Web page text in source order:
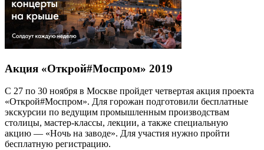
Акция «Открой#Моспром» 2019
С 27 по 30 ноября в Москве пройдет четвертая акция проекта
«Открой#Моспром». Для горожан подготовили бесплатные
экскурсии по ведущим промышленным производствам
столицы, мастер-классы, лекции, а также специальную
акцию — «Ночь на заводе». Для участия нужно пройти
бесплатную регистрацию.